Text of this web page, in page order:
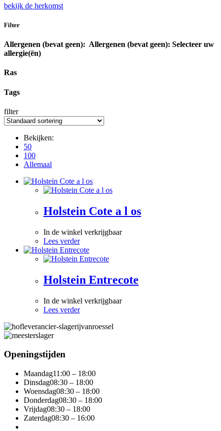
bekijk de herkomst
Filter
Allergenen (bevat geen): Allergenen (bevat geen): Selecteer uw
allergie(ën)
Ras
Tags
filter
Bekijken:
50
100
Allemaal
Holstein Cote a l os
In de winkel verkrijgbaar
Lees verder
Holstein Entrecote
In de winkel verkrijgbaar
Lees verder
Openingstijden
Maandag11:00 – 18:00
Dinsdag08:30 – 18:00
Woensdag08:30 – 18:00
Donderdag08:30 – 18:00
Vrijdag08:30 – 18:00
Zaterdag08:30 – 16:00